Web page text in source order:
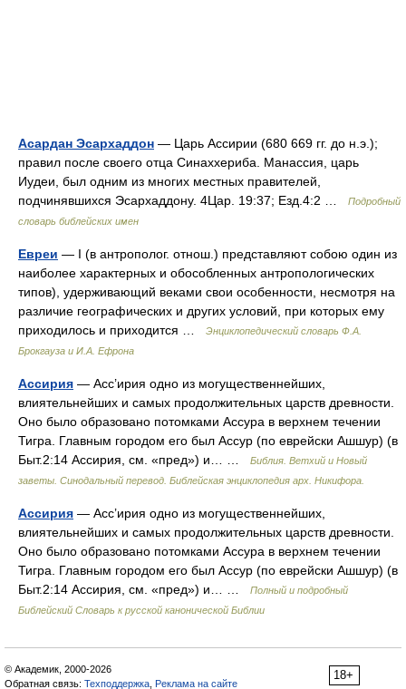
Асардан Эсархаддон — Царь Ассирии (680 669 гг. до н.э.);
правил после своего отца Синаххериба. Манассия, царь
Иудеи, был одним из многих местных правителей,
подчинявшихся Эсархаддону. 4Цар. 19:37; Езд.4:2 …
Подробный
словарь библейских имен
Евреи — I (в антрополог. отнош.) представляют собою один из
наиболее характерных и обособленных антропологических
типов), удерживающий веками свои особенности, несмотря на
различие географических и других условий, при которых ему
приходилось и приходится …
Энциклопедический словарь Ф.А.
Брокгауза и И.А. Ефрона
Ассирия — Асс’ирия одно из могущественнейших,
влиятельнейших и самых продолжительных царств древности.
Оно было образовано потомками Ассура в верхнем течении
Тигра. Главным городом его был Ассур (по еврейски Ашшур) (в
Быт.2:14 Ассирия, см. «пред») и… …
Библия. Ветхий и Новый
заветы. Синодальный перевод. Библейская энциклопедия арх. Никифора.
Ассирия — Асс’ирия одно из могущественнейших,
влиятельнейших и самых продолжительных царств древности.
Оно было образовано потомками Ассура в верхнем течении
Тигра. Главным городом его был Ассур (по еврейски Ашшур) (в
Быт.2:14 Ассирия, см. «пред») и… …
Полный и подробный
Библейский Словарь к русской канонической Библии
18+
© Академик, 2000-2026
Обратная связь: Техподдержка Реклама на сайте